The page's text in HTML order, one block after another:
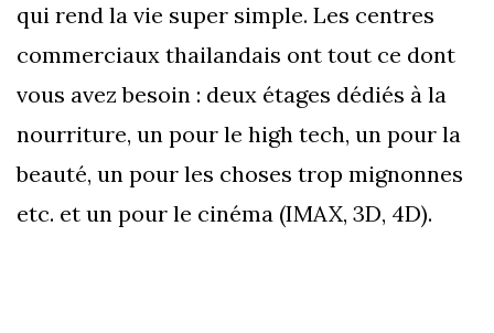
qui rend la vie super simple. Les centres
commerciaux thailandais ont tout ce dont
vous avez besoin : deux étages dédiés à la
nourriture, un pour le high tech, un pour la
beauté, un pour les choses trop mignonnes
etc. et un pour le cinéma (IMAX, 3D, 4D).